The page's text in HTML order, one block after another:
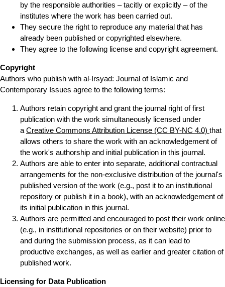
by the responsible authorities – tacitly or explicitly – of the
institutes where the work has been carried out.
They secure the right to reproduce any material that has
already been published or copyrighted elsewhere.
They agree to the following license and copyright agreement.
Copyright
Authors who publish with al-Irsyad: Journal of Islamic and
Contemporary Issues agree to the following terms:
Authors retain copyright and grant the journal right of first
publication with the work simultaneously licensed under
a Creative Commons Attribution License (CC BY-NC 4.0) that
allows others to share the work with an acknowledgement of
the work's authorship and initial publication in this journal.
Authors are able to enter into separate, additional contractual
arrangements for the non-exclusive distribution of the journal's
published version of the work (e.g., post it to an institutional
repository or publish it in a book), with an acknowledgement of
its initial publication in this journal.
Authors are permitted and encouraged to post their work online
(e.g., in institutional repositories or on their website) prior to
and during the submission process, as it can lead to
productive exchanges, as well as earlier and greater citation of
published work.
Licensing for Data Publication